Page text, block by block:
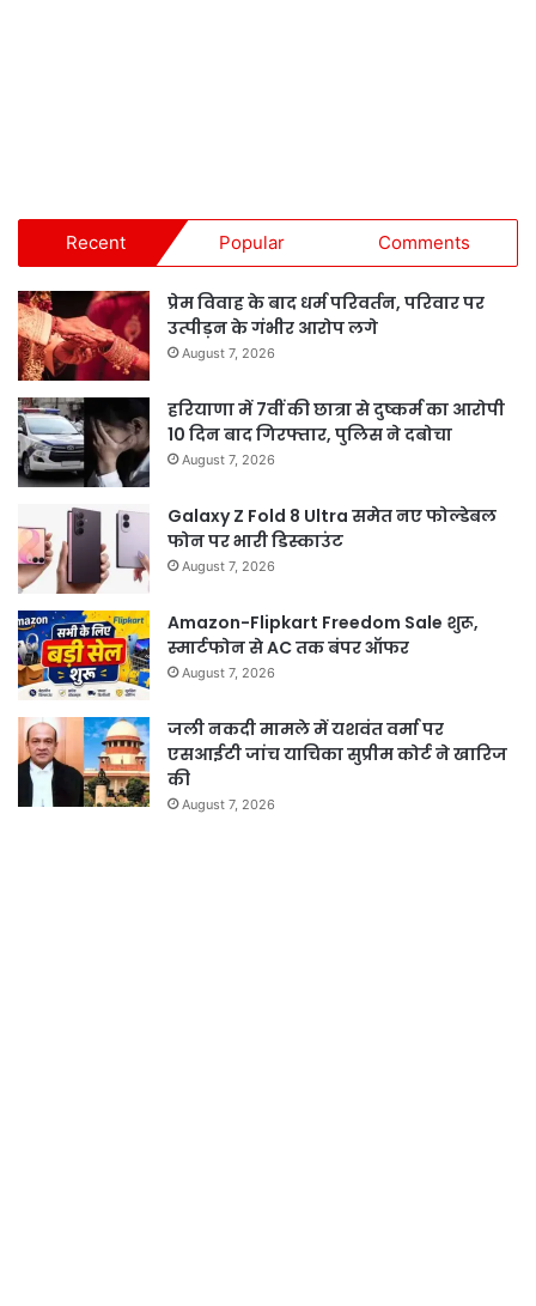
Recent Popular Comments
प्रेम विवाह के बाद धर्म परिवर्तन, परिवार पर
उत्पीड़न के गंभीर आरोप लगे
August 7, 2026
हरियाणा में 7वीं की छात्रा से दुष्कर्म का आरोपी
10 दिन बाद गिरफ्तार, पुलिस ने दबोचा
August 7, 2026
Galaxy Z Fold 8 Ultra समेत नए फोल्डेबल
फोन पर भारी डिस्काउंट
August 7, 2026
Amazon-Flipkart Freedom Sale शुरू,
स्मार्टफोन से AC तक बंपर ऑफर
August 7, 2026
जली नकदी मामले में यशवंत वर्मा पर
एसआईटी जांच याचिका सुप्रीम कोर्ट ने खारिज
की
August 7, 2026